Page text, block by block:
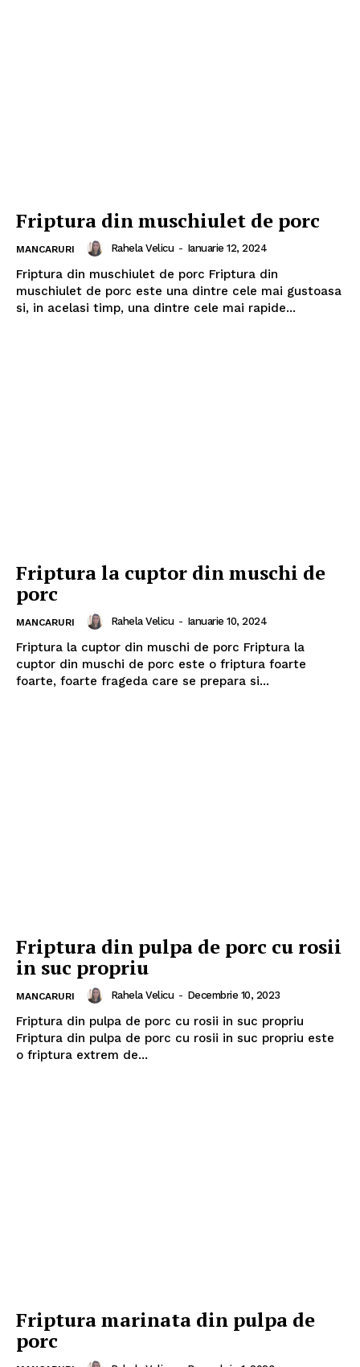
Friptura din muschiulet de porc
MANCARURI Rahela Velicu - Ianuarie 12, 2024
Friptura din muschiulet de porc Friptura din
muschiulet de porc este una dintre cele mai gustoasa
si, in acelasi timp, una dintre cele mai rapide...
Friptura la cuptor din muschi de
porc
MANCARURI Rahela Velicu - Ianuarie 10, 2024
Friptura la cuptor din muschi de porc Friptura la
cuptor din muschi de porc este o friptura foarte
foarte, foarte frageda care se prepara si...
Friptura din pulpa de porc cu rosii
in suc propriu
MANCARURI Rahela Velicu - Decembrie 10, 2023
Friptura din pulpa de porc cu rosii in suc propriu
Friptura din pulpa de porc cu rosii in suc propriu este
o friptura extrem de...
Friptura marinata din pulpa de
porc